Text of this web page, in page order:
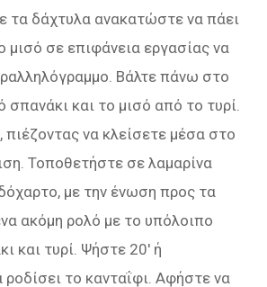
τα δάχτυλα ανακατώστε να πάει
μισό σε επιφάνεια εργασίας να
Βάλτε πάνω στο
σπανάκι και το μισό από το τυρί.
πιέζοντας να κλείσετε μέσα στο
Τοποθετήστε σε λαμαρίνα
με την ένωση προς τα
ακόμη ρολό με το υπόλοιπο
και τυρί. Ψήστε 20′ ή
το κανταΐφι. Αφήστε να